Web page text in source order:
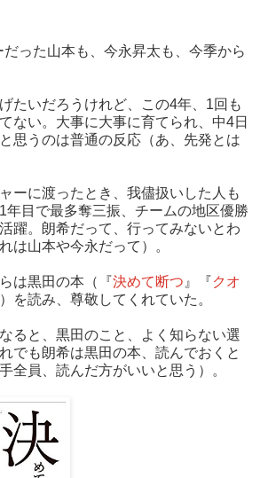
った山本も、今永昇太も、今季から
たいだろうけれど、この4年、1回も
ない。大事に大事に育てられ、中4日
思うのは普通の反応（あ、先発とは
ーに渡ったとき、我儘扱いした人も
年目で最多奪三振、チームの地区優勝
躍。朗希だって、行ってみないとわ
は山本や今永だって）。
は黒田の本（『決めて断つ 』『クオ
を読み、尊敬してくれていた。
ると、黒田のこと、よく知らない選
でも朗希は黒田の本、読んでおくと
全員、読んだ方がいいと思う）。